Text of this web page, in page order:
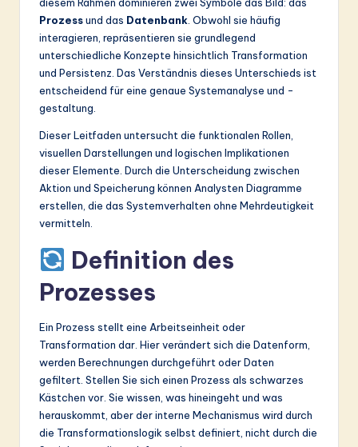
&
S
o
ft
w
In
ti
o
Prozessund das Datenbank . Obwohl sie häufig
interagieren, repräsentieren sie grundlegend
unterschiedliche Konzepte hinsichtlich Transformation
und Persistenz. Das Verständnis dieses Unterschieds ist
entscheidend für eine genaue Systemanalyse und -
gestaltung.
Dieser Leitfaden untersucht die funktionalen Rollen,
visuellen Darstellungen und logischen Implikationen
dieser Elemente. Durch die Unterscheidung zwischen
Aktion und Speicherung können Analysten Diagramme
erstellen, die das Systemverhalten ohne Mehrdeutigkeit
vermitteln.
Definition des
Prozesses
Ein Prozess stellt eine Arbeitseinheit oder
Transformation dar. Hier verändert sich die Datenform,
werden Berechnungen durchgeführt oder Daten
gefiltert. Stellen Sie sich einen Prozess als schwarzes
Kästchen vor. Sie wissen, was hineingeht und was
herauskommt, aber der interne Mechanismus wird durch
die Transformationslogik selbst definiert, nicht durch die